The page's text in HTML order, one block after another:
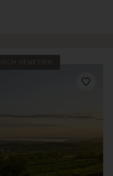
VENETIEN